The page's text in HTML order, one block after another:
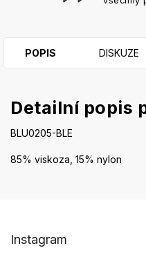
POPIS DISKUZE
Detailní popis
BLU0205-BLE
85% viskoza, 15% nylon
Instagram